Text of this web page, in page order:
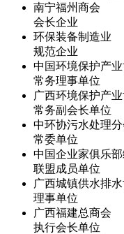
南宁福州商会
会长企业
环保装备制造业
规范企业
中国环境保护产
常务理事单位
广西环境保护产
常务副会长单位
中环协污水处理分
常委单位
中国企业家俱乐部
联盟成员单位
广西城镇供水排
理事单位
广西福建总商会
执行会长单位